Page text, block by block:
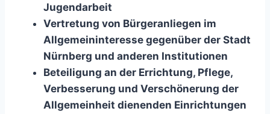
Jugendarbeit
Vertretung von Bürgeranliegen im
Allgemeininteresse gegenüber der Stadt
Nürnberg und anderen Institutionen
Beteiligung an der Errichtung, Pflege,
Verbesserung und Verschönerung der
Allgemeinheit dienenden Einrichtungen